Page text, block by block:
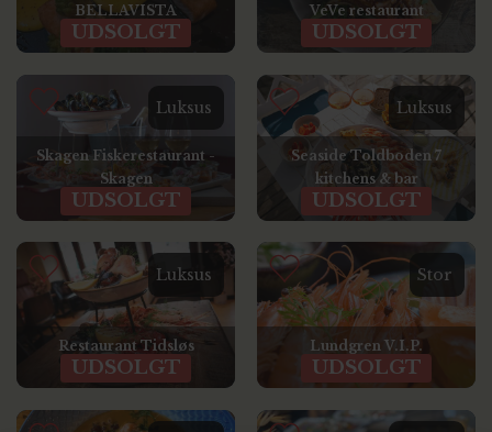
Luksus
Restaurant Tidsløs
UDSOLGT
Luksus
Seaside Toldboden 7
kitchens & bar
UDSOLGT
VeVe restaurant
UDSOLGT
Luksus
Skagen Fiskerestaurant -
Skagen
UDSOLGT
Stor
Lundgren V.I.P.
UDSOLGT
BELLAVISTA
UDSOLGT